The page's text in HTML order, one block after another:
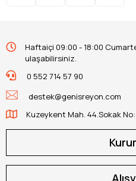
Haftaiçi 09:00 - 18:00
ulaşabilirsiniz.
0 552 714 57 90
destek@genisreyon.com
Kuzeykent Mah. 44.Sokak